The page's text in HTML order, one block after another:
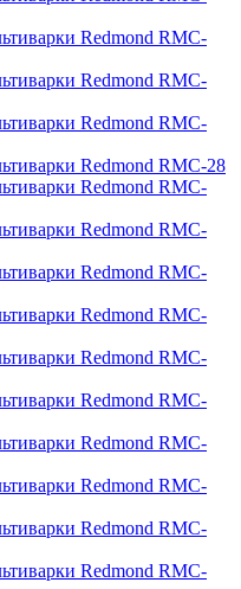
Redmond RMC-
Redmond RMC-
Redmond RMC-
Redmond RMC-28
Redmond RMC-
Redmond RMC-
Redmond RMC-
Redmond RMC-
Redmond RMC-
Redmond RMC-
Redmond RMC-
Redmond RMC-
Redmond RMC-
Redmond RMC-